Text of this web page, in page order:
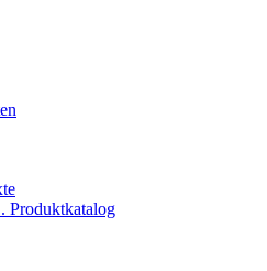
Produktkatalog